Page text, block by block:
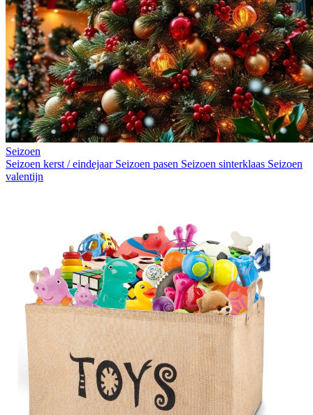
Seizoen
Seizoen kerst / eindejaar Seizoen pasen Seizoen sinterklaas Seizoen
valentijn